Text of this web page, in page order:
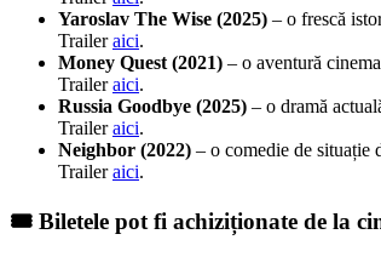
Yaroslav The Wise (2025) – o frescă
Traileraici.
Money Quest (2021) – o aventură
Traileraici.
Russia Goodbye (2025) – o dramă
Traileraici.
Neighbor (2022) – o comedie de situație
Traileraici.
🎟️ Biletele pot fi achiziționate de la